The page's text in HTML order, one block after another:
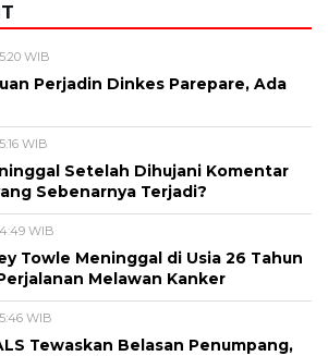
WIB
Perjadin Dinkes Parepare, Ada
WIB
Setelah Dihujani Komentar
Sebenarnya Terjadi?
WIB
Towle Meninggal di Usia 26 Tahun
Melawan Kanker
WIB
Tewaskan Belasan Penumpang,